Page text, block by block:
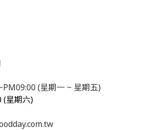
(星期一 ~ 星期五)
(星期六)